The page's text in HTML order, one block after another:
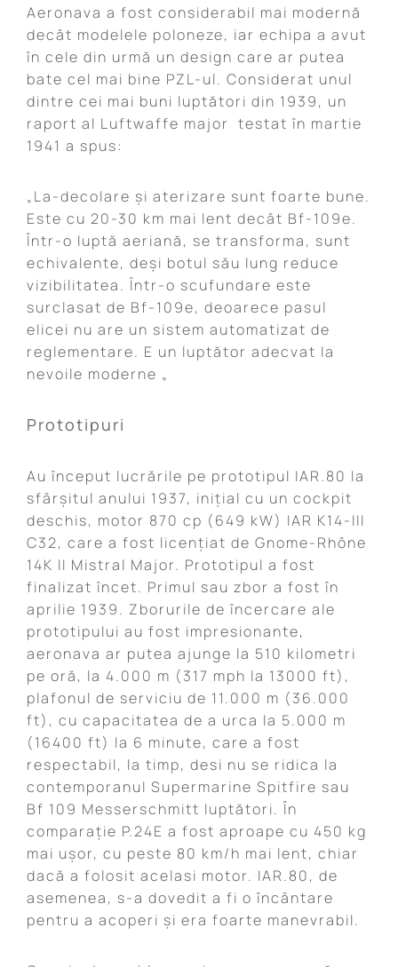
Aeronava a fost considerabil mai modernă
decât modelele poloneze, iar echipa a avut
în cele din urmă un design care ar putea
bate cel mai bine PZL-ul. Considerat unul
dintre cei mai buni luptători din 1939, un
raport al Luftwaffe major testat în martie
1941 a spus:
„La-decolare și aterizare sunt foarte bune.
Este cu 20-30 km mai lent decât Bf-109e.
Într-o luptă aeriană, se transforma, sunt
echivalente, deși botul său lung reduce
vizibilitatea. Într-o scufundare este
surclasat de Bf-109e, deoarece pasul
elicei nu are un sistem automatizat de
reglementare. E un luptător adecvat la
nevoile moderne „
Prototipuri
Au început lucrările pe prototipul IAR.80 la
sfârșitul anului 1937, inițial cu un cockpit
deschis, motor 870 cp (649 kW) IAR K14-III
C32, care a fost licențiat de Gnome-Rhône
14K II Mistral Major. Prototipul a fost
finalizat încet. Primul sau zbor a fost în
aprilie 1939. Zborurile de încercare ale
prototipului au fost impresionante,
aeronava ar putea ajunge la 510 kilometri
pe oră, la 4.000 m (317 mph la 13000 ft),
plafonul de serviciu de 11.000 m (36.000
ft), cu capacitatea de a urca la 5.000 m
(16400 ft) la 6 minute, care a fost
respectabil, la timp, desi nu se ridica la
contemporanul Supermarine Spitfire sau
Bf 109 Messerschmitt luptători. În
comparație P.24E a fost aproape cu 450 kg
mai ușor, cu peste 80 km/h mai lent, chiar
dacă a folosit acelasi motor. IAR.80, de
asemenea, s-a dovedit a fi o încântare
pentru a acoperi și era foarte manevrabil.